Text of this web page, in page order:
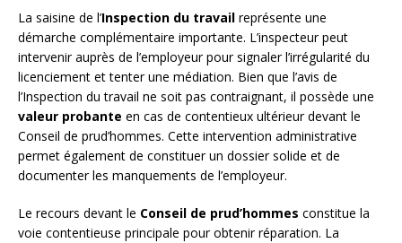
La saisine de l’Inspection du travail représente une
démarche complémentaire importante. L’inspecteur peut
intervenir auprès de l’employeur pour signaler l’irrégularité du
licenciement et tenter une médiation. Bien que l’avis de
l’Inspection du travail ne soit pas contraignant, il possède une
valeur probante en cas de contentieux ultérieur devant le
Conseil de prud’hommes. Cette intervention administrative
permet également de constituer un dossier solide et de
documenter les manquements de l’employeur.
Le recours devant le Conseil de prud’hommes constitue la
voie contentieuse principale pour obtenir réparation. La